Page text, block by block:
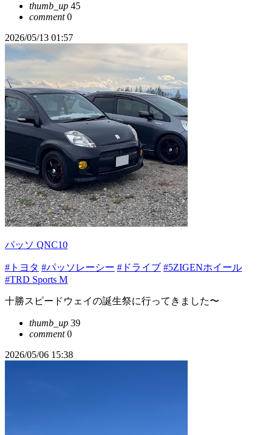
thumb_up 45
comment0
2026/05/13 01:57
パッソ QNC10
#トヨタ #パッソレーシー #ドライブ #5ZIGENホイール
#TRD Sports M
十勝スピードウェイの誕生祭に行ってきました〜
thumb_up 39
comment0
2026/05/06 15:38